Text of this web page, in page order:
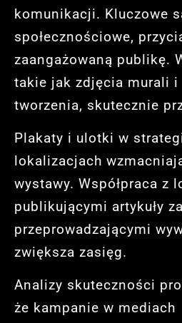
komunikacji. Kluczowe
społecznościowe,
zaangażowaną publikę.
takie jak zdjęcia murali i
tworzenia, skutecznie
Plakaty i ulotki w
lokalizacjach
wystawy. Współpraca z
publikującymi artykuły
przeprowadzającymi
zwiększa zasięg.
Analizy skuteczności
że kampanie w mediach